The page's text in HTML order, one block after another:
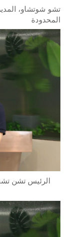
تشو شوتشاو،
المحدودة
الرئيس تشن